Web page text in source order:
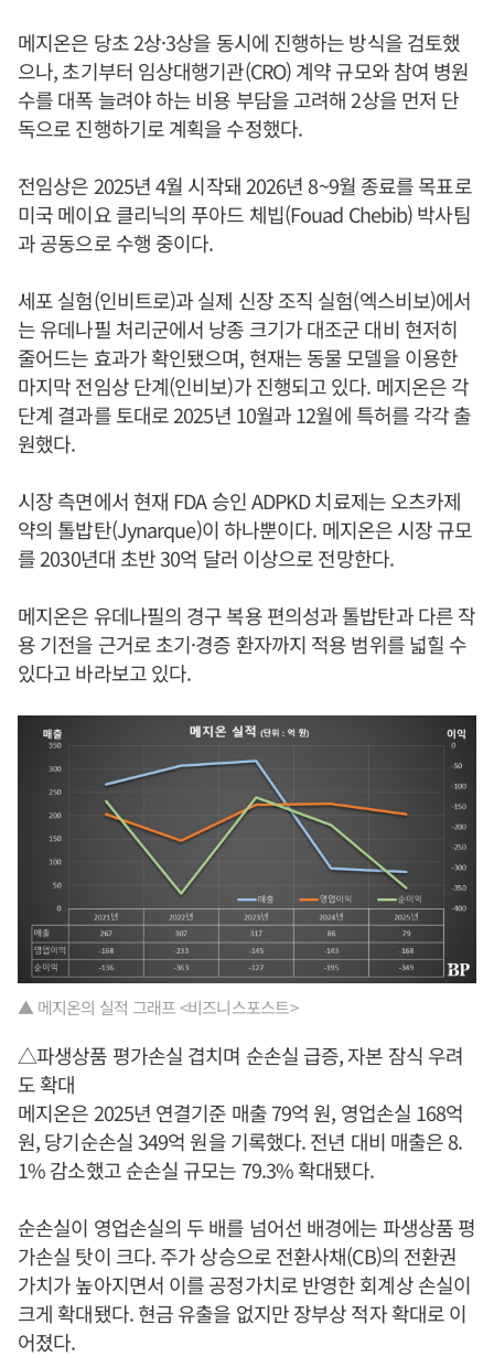
메지온은 당초 2상·3상을 동시에 진행하는 방식을 검토했
으나, 초기부터 임상대행기관(CRO) 계약 규모와 참여 병원
수를 대폭 늘려야 하는 비용 부담을 고려해 2상을 먼저 단
독으로 진행하기로 계획을 수정했다.
전임상은 2025년 4월 시작돼 2026년 8~9월 종료를 목표로
미국 메이요 클리닉의 푸아드 체빕(Fouad Chebib) 박사팀
과 공동으로 수행 중이다.
세포 실험(인비트로)과 실제 신장 조직 실험(엑스비보)에서
는 유데나필 처리군에서 낭종 크기가 대조군 대비 현저히
줄어드는 효과가 확인됐으며, 현재는 동물 모델을 이용한
마지막 전임상 단계(인비보)가 진행되고 있다. 메지온은 각
단계 결과를 토대로 2025년 10월과 12월에 특허를 각각 출
원했다.
시장 측면에서 현재 FDA 승인 ADPKD 치료제는 오츠카제
약의 톨밥탄(Jynarque)이 하나뿐이다. 메지온은 시장 규모
를 2030년대 초반 30억 달러 이상으로 전망한다.
메지온은 유데나필의 경구 복용 편의성과 톨밥탄과 다른 작
용 기전을 근거로 초기·경증 환자까지 적용 범위를 넓힐 수
있다고 바라보고 있다.
▲ 메지온의 실적 그래프 <비즈니스포스트>
△파생상품 평가손실 겹치며 순손실 급증, 자본 잠식 우려
도 확대
메지온은 2025년 연결기준 매출 79억 원, 영업손실 168억
원, 당기순손실 349억 원을 기록했다. 전년 대비 매출은 8.
1% 감소했고 순손실 규모는 79.3% 확대됐다.
순손실이 영업손실의 두 배를 넘어선 배경에는 파생상품 평
가손실 탓이 크다. 주가 상승으로 전환사채(CB)의 전환권
가치가 높아지면서 이를 공정가치로 반영한 회계상 손실이
크게 확대됐다. 현금 유출을 없지만 장부상 적자 확대로 이
어졌다.